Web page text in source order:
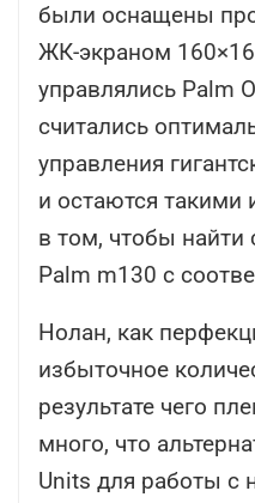
были оснащены
ЖК-экраном
управлялись Palm
считались
управления
и остаются такими
в том, чтобы
Palm m130 с
Нолан, как
избыточное
результате чего
много, что
Units для работы с